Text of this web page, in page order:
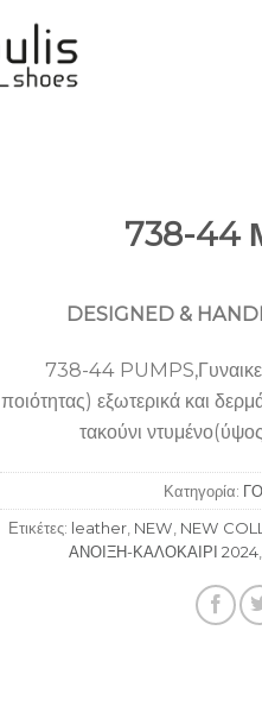
738-44
DESIGNED &
738-44
ποιότητας) εξωτερικά και
τακούνι
Κατηγορία:
Ετικέτες: leather NEW NEW
ΑΝΟΙΞΗ-ΚΑΛΟΚΑΙΡΙ 2024,